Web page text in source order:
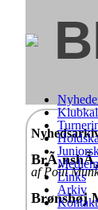
Links
Arkiv
Kontakt
af Poul
Brønshøj